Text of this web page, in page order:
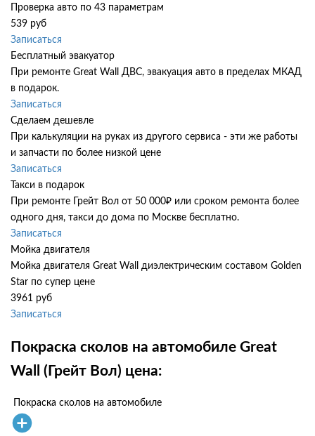
Проверка авто по 43 параметрам
539 руб
Записаться
Бесплатный эвакуатор
При ремонте Great Wall ДВС, эвакуация авто в пределах МКАД
в подарок.
Записаться
Сделаем дешевле
При калькуляции на руках из другого сервиса - эти же работы
и запчасти по более низкой цене
Записаться
Такси в подарок
При ремонте Грейт Вол от 50 000₽ или сроком ремонта более
одного дня, такси до дома по Москве бесплатно.
Записаться
Мойка двигателя
Мойка двигателя Great Wall диэлектрическим составом Golden
Star по супер цене
3961 руб
Записаться
Покраска сколов на автомобиле Great
Wall (Грейт Вол) цена:
Покраска сколов на автомобиле